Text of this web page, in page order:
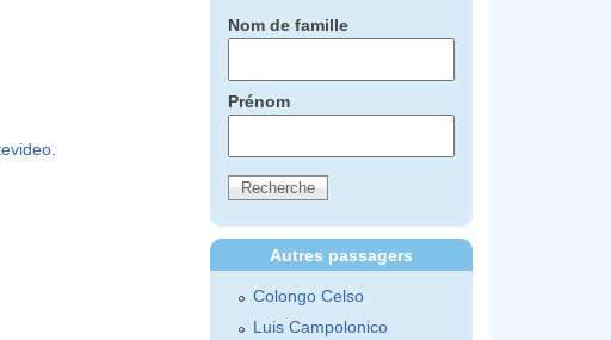
.
Nom de famille
Prénom
Autres passagers
Colongo Celso
Luis Campolonico